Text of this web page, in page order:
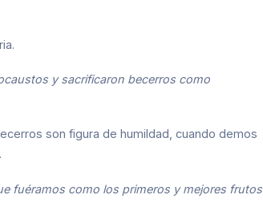
y sacrificaron becerros como
son figura de humildad, cuando demos
fuéramos como los primeros y mejores frutos